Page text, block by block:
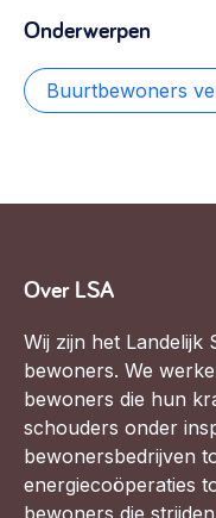
Onderwerpen
Buurtbewoners
Over LSA
Wij zijn het Landelijk
bewoners. We
bewoners die hun
schouders onder
bewonersbedrijven
energiecoöperaties
bewoners die